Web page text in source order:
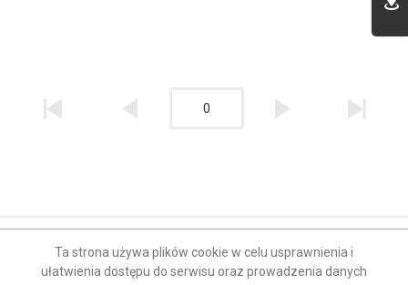
0
Kontakt
Ta strona używa plików cookie w celu usprawnienia i
ułatwienia dostępu do serwisu oraz prowadzenia danych